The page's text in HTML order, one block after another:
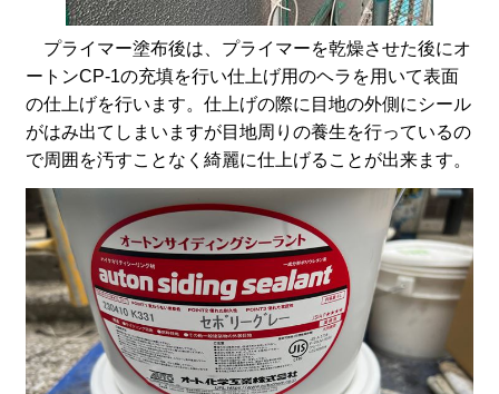
プライマー塗布後は、プライマーを乾燥させた後にオ
ートンCP-1の充填を行い仕上げ用のヘラを用いて表面
の仕上げを行います。仕上げの際に目地の外側にシール
がはみ出てしまいますが目地周りの養生を行っているの
で周囲を汚すことなく綺麗に仕上げることが出来ます。